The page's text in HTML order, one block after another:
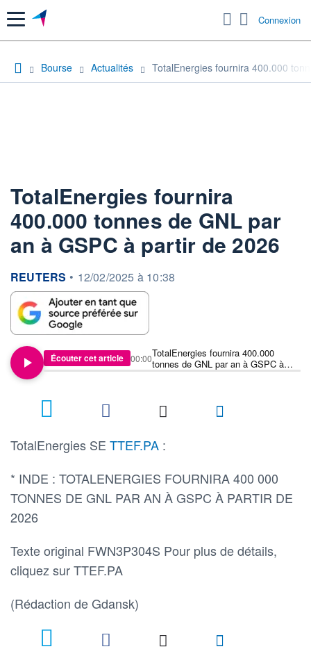
Menu Connexion
Bourse Actualités TotalEnergies fournira 400.000
TotalEnergies fournira
400.000 tonnes de GNL par
an à GSPC à partir de 2026
information fournie par
REUTERS • 12/02/2025 à 10:38
Écouter cet article
TotalEnergies fournira 400.000
tonnes de GNL par an à GSPC à
partir de 2026
00:00
TotalEnergies SE TTEF.PA :
* INDE : TOTALENERGIES FOURNIRA 400 000
TONNES DE GNL PAR AN À GSPC À PARTIR DE
2026
Texte original FWN3P304S Pour plus de détails,
cliquez sur TTEF.PA
(Rédaction de Gdansk)